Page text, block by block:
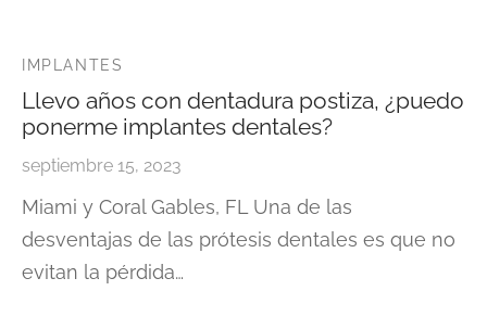
IMPLANTES
Llevo años con dentadura postiza, ¿puedo
ponerme implantes dentales?
septiembre 15, 2023
Miami y Coral Gables, FL Una de las
desventajas de las prótesis dentales es que no
evitan la pérdida…